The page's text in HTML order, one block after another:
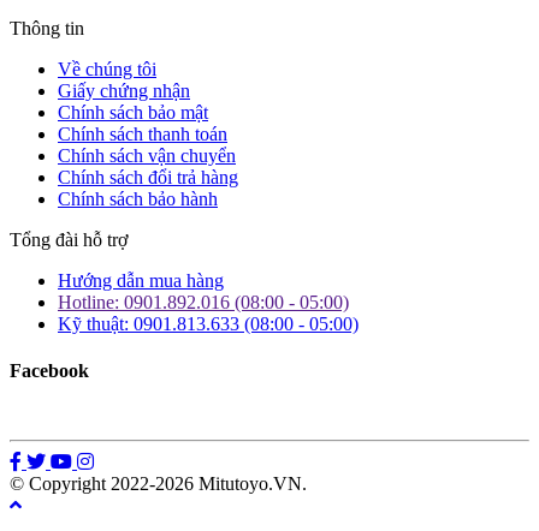
Thông tin
Về chúng tôi
Giấy chứng nhận
Chính sách bảo mật
Chính sách thanh toán
Chính sách vận chuyển
Chính sách đổi trả hàng
Chính sách bảo hành
Tổng đài hỗ trợ
Hướng dẫn mua hàng
Hotline: 0901.892.016 (08:00 - 05:00)
Kỹ thuật: 0901.813.633 (08:00 - 05:00)
Facebook
© Copyright 2022-2026 Mitutoyo.VN.